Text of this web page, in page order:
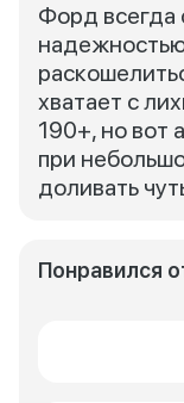
Форд всегда
хватает с
190+, но вот
при
доливать
Понравился